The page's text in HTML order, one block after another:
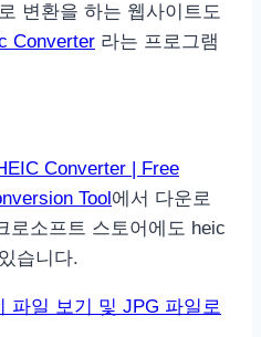
변환을 하는 웹사이트도
Converter 라는 프로그램
Converter | Free
Tool 에서 다운로
로소프트 스토어에도 heic
습니다.